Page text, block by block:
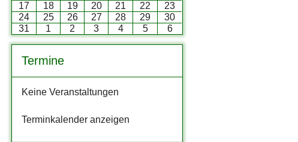
17
18 19 20 21 22
23
24
25 26 27 28 29
30
31
1 2 3 4 5 6
Termine
Keine Veranstaltungen
Terminkalender anzeigen